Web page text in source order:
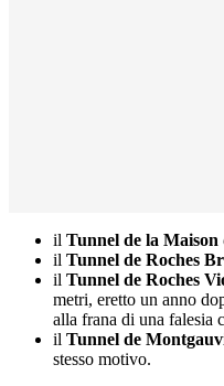
il Tunnel de la Maison
il Tunnel de Roches
il Tunnel de Roches
metri, eretto un anno
alla frana di una falesia
il Tunnel de
stesso motivo.